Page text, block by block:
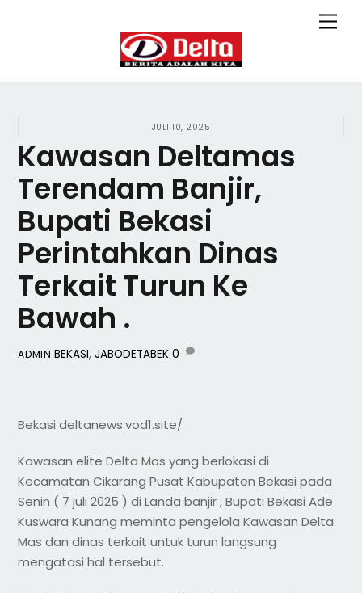
JULI 10, 2025
Kawasan Deltamas
Terendam Banjir,
Bupati Bekasi
Perintahkan Dinas
Terkait Turun Ke
Bawah .
ADMIN BEKASI,JABODETABEK 0
Bekasi deltanews.vod1.site/
Kawasan elite Delta Mas yang berlokasi di
Kecamatan Cikarang Pusat Kabupaten Bekasi pada
Senin ( 7 juli 2025 ) di Landa banjir , Bupati Bekasi Ade
Kuswara Kunang meminta pengelola Kawasan Delta
Mas dan dinas terkait untuk turun langsung
mengatasi hal tersebut.
To
Top